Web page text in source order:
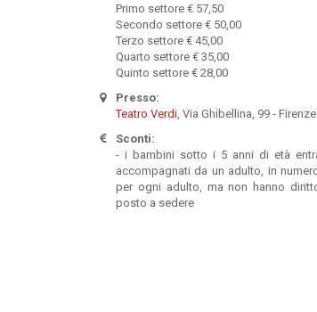
Primo settore € 57,50
Secondo settore € 50,00
Terzo settore € 45,00
Quarto settore € 35,00
Quinto settore € 28,00
Presso:
Teatro Verdi, Via Ghibellina, 99 - Firenze
Sconti:
- i bambini sotto i 5 anni di età
accompagnati da un adulto, in
per ogni adulto, ma non hanno
posto a sedere